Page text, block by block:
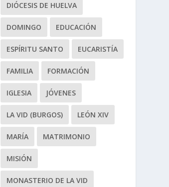
DIÓCESIS DE HUELVA
DOMINGO EDUCACIÓN
ESPÍRITU SANTO EUCARISTÍA
FAMILIA FORMACIÓN
IGLESIA JÓVENES
LA VID (BURGOS) LEÓN XIV
MARÍA MATRIMONIO
MISIÓN
MONASTERIO DE LA VID